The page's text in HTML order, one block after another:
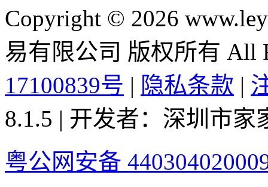
Copyright © 2026
易有限公司 版权所有 All
17100839号 | 隐私条款 |
8.1.5 | 开发者：深圳市
粤公网安备